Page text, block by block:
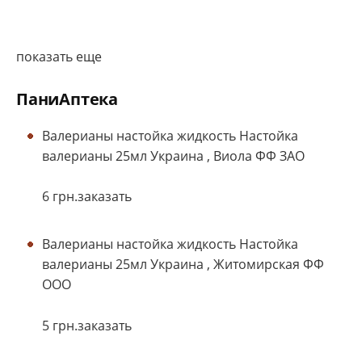
показать еще
ПаниАптека
Валерианы настойка жидкость Настойка
валерианы 25мл Украина , Виола ФФ ЗАО
6 грн.заказать
Валерианы настойка жидкость Настойка
валерианы 25мл Украина , Житомирская ФФ
ООО
5 грн.заказать